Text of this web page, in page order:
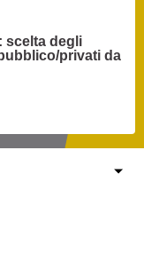
scelta degli
privati da